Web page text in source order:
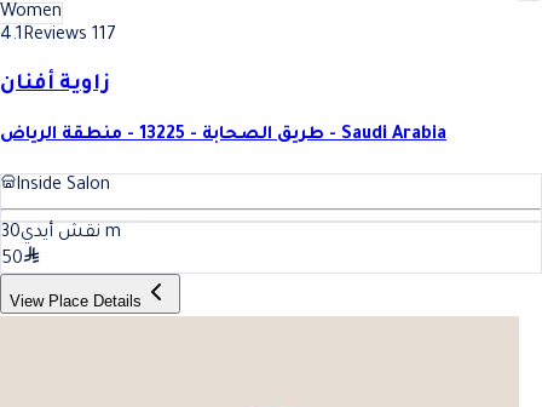
Women
4.1Reviews 117
زاوية أفنان
طريق الصحابة - 13225 - منطقة الرياض - Saudi Arabia
Inside Salon
نقش أيدي30
m
50
View Place Details